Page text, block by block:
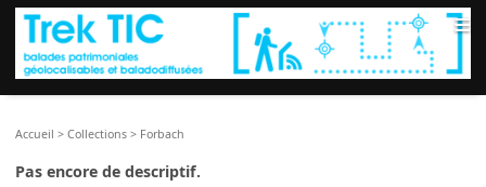
≡
Accueil >Collections > Forbach
Pas encore de descriptif.